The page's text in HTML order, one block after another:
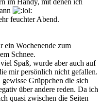
feuchter Abend.
ein Wochenende zum
Schnee.
Spaß, wurde aber auch auf
mir persönlich nicht gefallen.
Grüppchen die sich
über andere reden. Da ich
quasi zwischen die Seiten